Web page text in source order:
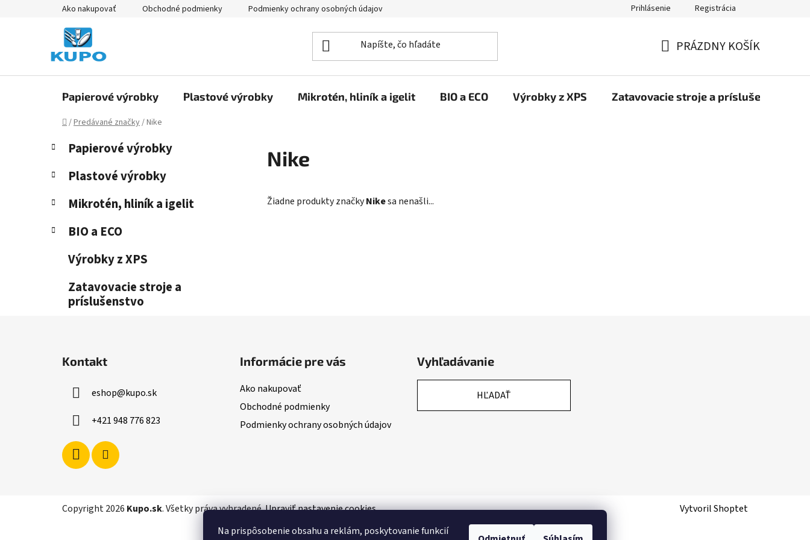
Na prispôsobenie obsahu a reklám, poskytovanie funkcií
Ako nakupovať Obchodné podmienky Podmienky ochrany osobných údajov Prihlásenie Registrácia
KOŠÍK
PRÁZDNY KOŠÍK
Papierové výrobky Plastové výrobky Mikrotén, hliník a igelit BIO a ECO Výrobky z XPS Zatavovacie stroje a príslušenstvo
Domov
/Predávané značky/Nike
B
č
ý
a
Preskočiť
kategórie
K
a
e
ó
i
Papierové výrobky
Plastové výrobky
Mikrotén, hliník a igelit
BIO a ECO
Výrobky z XPS
Zatavovacie stroje a
príslušenstvo
Nike
Žiadne produkty značkyNikesa nenašli...
Kontakt
eshop@kupo.sk
+421 948 776 823
Informácie pre vás
Ako nakupovať
Obchodné podmienky
Podmienky ochrany osobných údajov
Vyhľadávanie
HĽADAŤ
Vytvoril Shoptet
Copyright 2026 Kupo.sk. Všetky práva vyhradené.Upraviť nastavenie cookies